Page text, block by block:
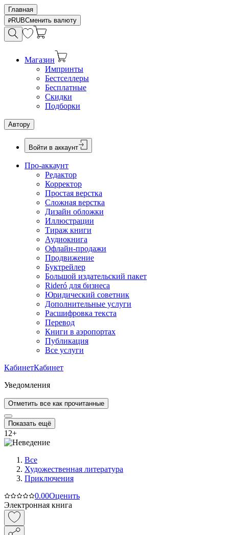
Главная
RUBСменить валюту
Магазин
Импринты
Бестселлеры
Бесплатные
Скидки
Подборки
Автору
Войти в аккаунт
Про-аккаунт
Редактор
Корректор
Простая верстка
Сложная верстка
Дизайн обложки
Иллюстрации
Тираж книги
Аудиокнига
Офлайн-продажи
Продвижение
Буктрейлер
Большой издательский пакет
Rideró для бизнеса
Юридический советник
Дополнительные услуги
Расшифровка текста
Перевод
Книги в аэропортах
Публикация
Все услуги
КабинетКабинет
Уведомления
Отметить все как прочитанные
Показать ещё
12+
Все
Художественная литература
Приключения
0.00Оценить
Электронная книга